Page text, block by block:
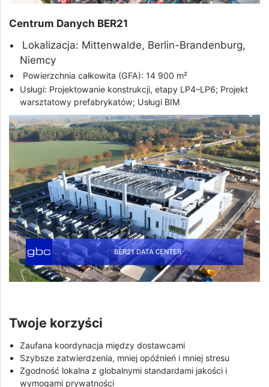
Centrum Danych BER21
Lokalizacja: Mittenwalde, Berlin-Brandenburg,
Niemcy
Powierzchnia całkowita (GFA): 14 900 m²
Usługi: Projektowanie konstrukcji, etapy LP4–LP6; Projekt
warsztatowy prefabrykatów; Usługi BIM
Twoje korzyści
Zaufana koordynacja między dostawcami
Szybsze zatwierdzenia, mniej opóźnień i mniej stresu
Zgodność lokalna z globalnymi standardami jakości i
wymogami prywatności